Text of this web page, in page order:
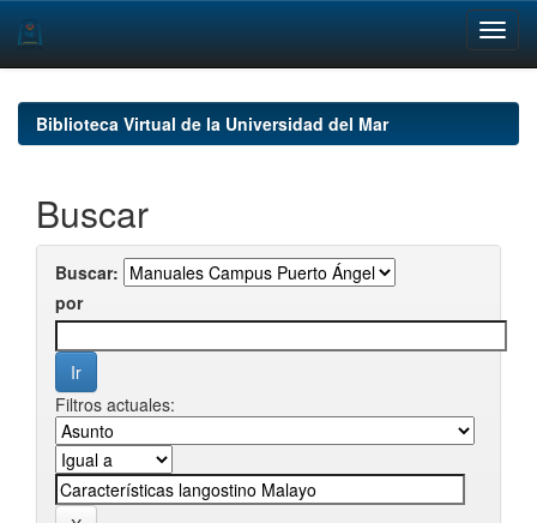
navigationBiblioteca Virtual de la Universidad del Mar
Buscar
Buscar:
por
Filtros actuales: